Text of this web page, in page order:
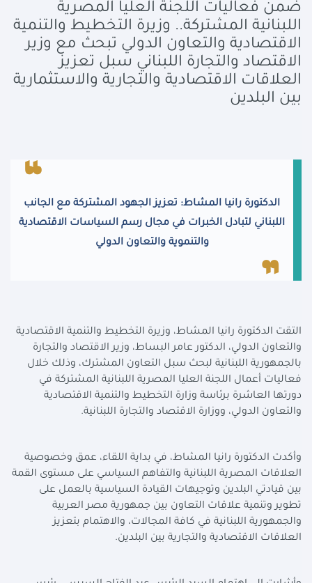
ضمن فعاليات اللجنة العليا المصرية
اللبنانية المشتركة.. وزيرة التخطيط والتنمية
الاقتصادية والتعاون الدولي تبحث مع وزير
الاقتصاد والتجارة اللبناني سبل تعزيز
العلاقات الاقتصادية والتجارية والاستثمارية
بين البلدين
الدكتورة رانيا المشاط: تعزيز الجهود المشتركة مع الجانب
اللبناني لتبادل الخبرات في مجال رسم السياسات الاقتصادية
والتنموية والتعاون الدولي
التقت الدكتورة رانيا المشاط، وزيرة التخطيط والتنمية الاقتصادية
والتعاون الدولي، الدكتور عامر البساط، وزير الاقتصاد والتجارة
بالجمهورية اللبنانية لبحث سبل التعاون المشترك، وذلك خلال
فعاليات أعمال اللجنة العليا المصرية اللبنانية المشتركة في
دورتها العاشرة برئاسة وزارة التخطيط والتنمية الاقتصادية
والتعاون الدولي، ووزارة الاقتصاد والتجارة اللبنانية.
وأكدت الدكتورة رانيا المشاط، في بداية اللقاء، عمق وخصوصية
العلاقات المصرية اللبنانية والتفاهم السياسي على مستوى القمة
بين قيادتي البلدين وتوجيهات القيادة السياسية بالعمل على
تطوير وتنمية علاقات التعاون بين جمهورية مصر العربية
والجمهورية اللبنانية في كافة المجالات، والاهتمام بتعزيز
العلاقات الاقتصادية والتجارية بين البلدين.